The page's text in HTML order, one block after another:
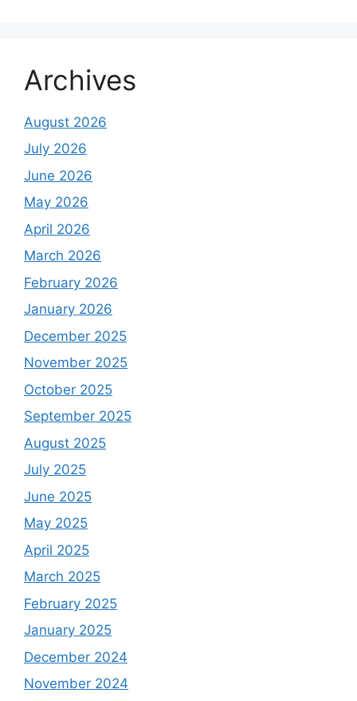
Archives
August 2026
July 2026
June 2026
May 2026
April 2026
March 2026
February 2026
January 2026
December 2025
November 2025
October 2025
September 2025
August 2025
July 2025
June 2025
May 2025
April 2025
March 2025
February 2025
January 2025
December 2024
November 2024